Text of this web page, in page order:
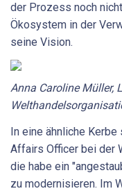
der Prozess noch
Ökosystem in der
seine Vision.
Anna Caroline Müller,
In eine ähnliche Kerbe
Affairs Officer bei der
die habe ein
zu modernisieren. Im